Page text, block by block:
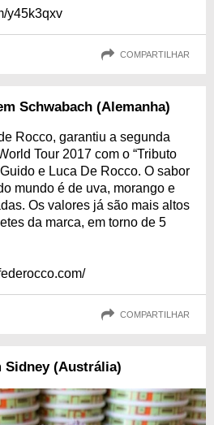
y45k3qxv
COMPARTILHAR
Schwabach (Alemanha)
Rocco, garantiu a segunda
Tour 2017 com o “Tributo
e Luca De Rocco. O sabor
mundo é de uva, morango e
Os valores já são mais altos
da marca, em torno de 5
COMPARTILHAR
Sidney (Austrália)